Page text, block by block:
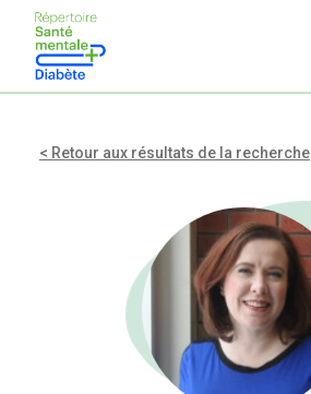
< Retour aux résultats de la recherche